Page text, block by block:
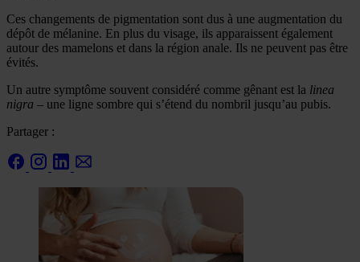
Ces changements de pigmentation sont dus à une augmentation du
dépôt de mélanine. En plus du visage, ils apparaissent également
autour des mamelons et dans la région anale. Ils ne peuvent pas être
évités.
Un autre symptôme souvent considéré comme gênant est la linea
nigra – une ligne sombre qui s’étend du nombril jusqu’au pubis.
Partager :